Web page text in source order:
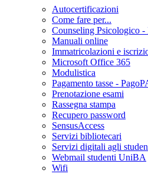
Autocertificazioni
Come fare per...
Counseling Psicologico -
Manuali online
Immatricolazioni e
Microsoft Office 365
Modulistica
Pagamento tasse -
Prenotazione esami
Rassegna stampa
Recupero password
SensusAccess
Servizi bibliotecari
Servizi digitali agli
Webmail studenti UniBA
Wifi